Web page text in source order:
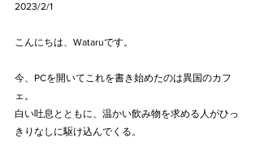
2023/2/1
こんにちは、Wataruです。
今、PCを開いてこれを書き始めたのは異国のカフ
ェ。
白い吐息とともに、温かい飲み物を求める人がひっ
きりなしに駆け込んでくる。